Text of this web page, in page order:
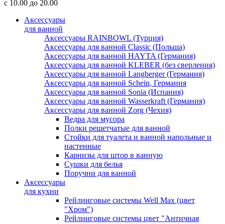
с 10.00 до 20.00
Аксессуары
для ванной
Аксессуары RAINBOWL (Турция)
Аксессуары для ванной Classic (Польша)
Аксессуары для ванной HAYTA (Германия)
Аксессуары для ванной KLEBER (без сверления)
Аксессуары для ванной Langberger (Германия)
Аксессуары для ванной Schein, Германия
Аксессуары для ванной Sonia (Испания)
Аксессуары для ванной Wasserkraft (Германия)
Аксессуары для ванной Zorg (Чехия)
Ведра для мусора
Полки решетчатые для ванной
Стойки для туалета и ванной напольные и
настенные
Карнизы для штор в ванную
Сушки для белья
Поручни для ванной
Аксессуары
для кухни
Рейлинговые системы Well Max (цвет
"Хром")
Рейлинговые системы цвет "Античная